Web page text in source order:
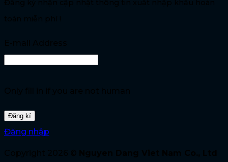
Đăng nhập